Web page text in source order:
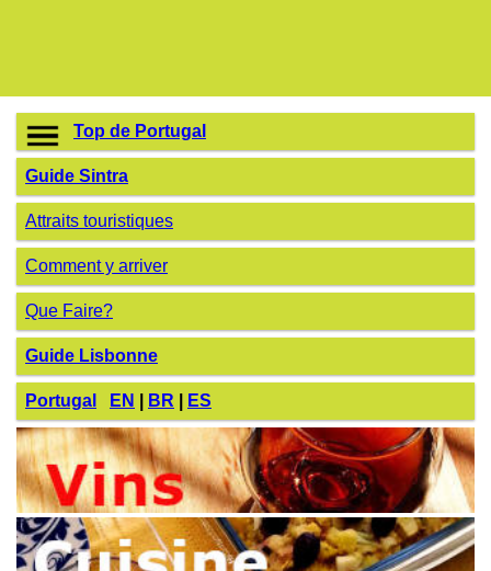
Top de Portugal
Guide Sintra
Attraits touristiques
Comment y arriver
Que Faire?
Guide Lisbonne
Portugal EN BR ES